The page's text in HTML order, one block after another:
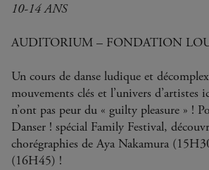
10-14 ANS
AUDITORIUM – FONDATION
Un cours de danse ludique et
mouvements clés et l’univers d’artistes
n’ont pas peur du « guilty pleasure » !
Danser ! spécial Family Festival,
chorégraphies de Aya Nakamura
(16H45) !